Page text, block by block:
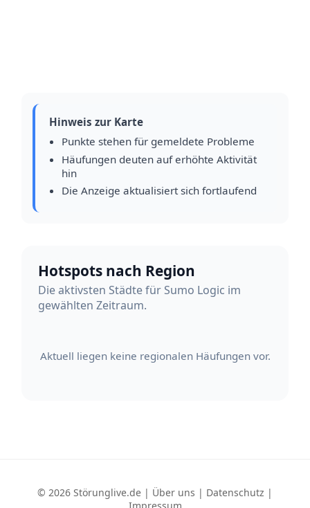
Hinweis zur Karte
Punkte stehen für gemeldete Probleme
Häufungen deuten auf erhöhte Aktivität
hin
Die Anzeige aktualisiert sich fortlaufend
Hotspots nach Region
Die aktivsten Städte für Sumo Logic im
gewählten Zeitraum.
Aktuell liegen keine regionalen Häufungen vor.
© 2026 Störunglive.de | Über uns | Datenschutz |